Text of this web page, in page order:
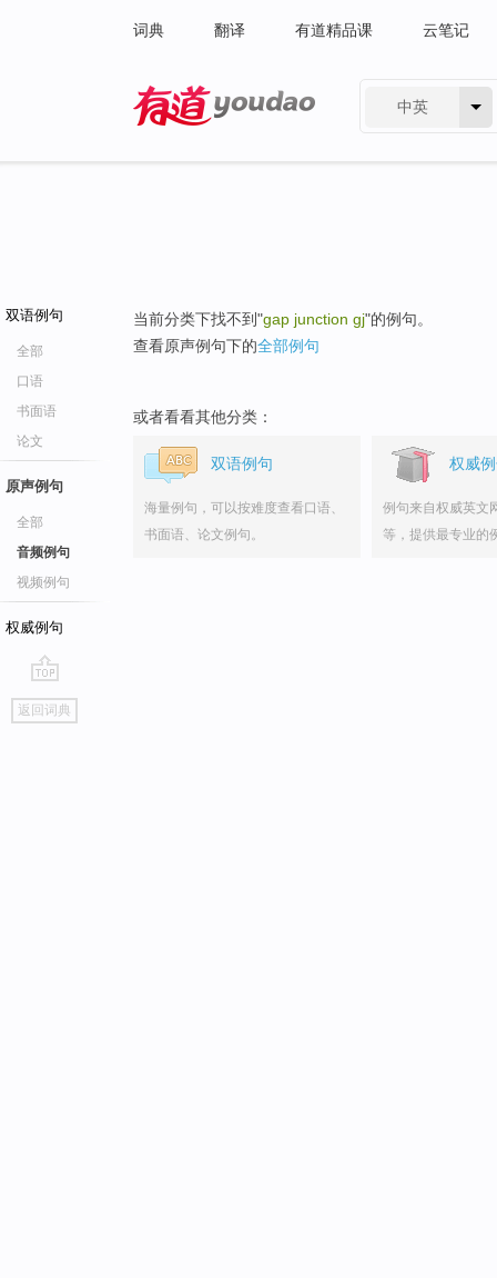
词典 翻译 有道精品课 云笔记
中英
双语例句
全部
口语
书面语
论文
原声例句
全部
音频例句
视频例句
权威例句
go
top
返回词典
当前分类下找不到"gap junction gj"的例句。
查看原声例句下的全部例句
或者看看其他分类：
双语例句
海量例句，可以按难度查看口语、
书面语、论文例句。
权威
例句来自权威英文
等，提供最专业的